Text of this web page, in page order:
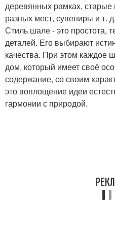
деревянных рамках,
разных мест, сувениры и т. д.
Стиль шале - это простота,
деталей. Его выбирают
качества. При этом каждое
дом, который имеет своё
содержание, со своим
это воплощение идеи
гармонии с природой.